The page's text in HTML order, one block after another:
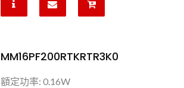
MM16PF200RTKRTR3K0
額定功率: 0.16W